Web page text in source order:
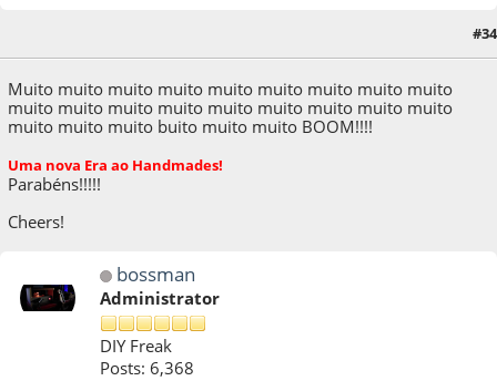
: 10 de October de 2009, as 16:55:36#34
Muito muito muito muito muito muito muito muito muito
muito muito muito muito muito muito muito muito muito
muito muito muito buito muito muito BOOM!!!!
Uma nova Era ao Handmades!
Parabéns!!!!!
Cheers!
bossman
Administrator
DIY Freak
Posts: 6,368